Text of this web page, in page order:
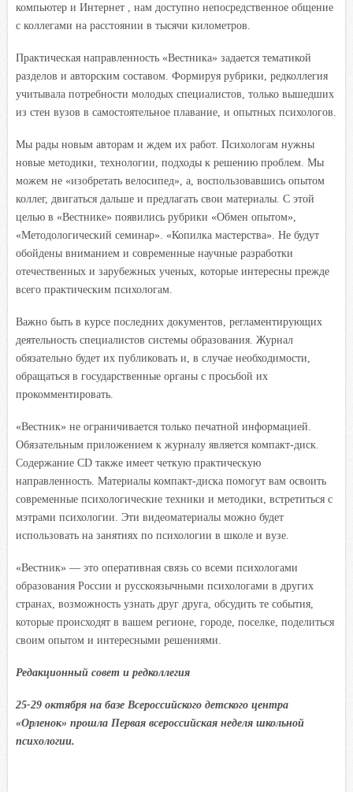
компьютер и Интернет , нам доступно непосредственное общение
с коллегами на расстоянии в тысячи километров.
Практическая направленность «Вестника» задается тематикой
разделов и авторским составом. Формируя рубрики, редколлегия
учитывала потребности молодых специалистов, только вышедших
из стен вузов в самостоятельное плавание, и опытных психологов.
Мы рады новым авторам и ждем их работ. Психологам нужны
новые методики, технологии, подходы к решению проблем. Мы
можем не «изобретать велосипед», а, воспользовавшись опытом
коллег, двигаться дальше и предлагать свои материалы. С этой
целью в «Вестнике» появились рубрики «Обмен опытом»,
«Методологический семинар». «Копилка мастерства». Не будут
обойдены вниманием и современные научные разработки
отечественных и зарубежных ученых, которые интересны прежде
всего практическим психологам.
Важно быть в курсе последних документов, регламентирующих
деятельность специалистов системы образования. Журнал
обязательно будет их публиковать и, в случае необходимости,
обращаться в государственные органы с просьбой их
прокомментировать.
«Вестник» не ограничивается только печатной информацией.
Обязательным приложением к журналу является компакт-диск.
Содержание CD также имеет четкую практическую
направленность. Материалы компакт-диска помогут вам освоить
современные психологические техники и методики, встретиться с
мэтрами психологии. Эти видеоматериалы можно будет
использовать на занятиях по психологии в школе и вузе.
«Вестник» — это оперативная связь со всеми психологами
образования России и русскоязычными психологами в других
странах, возможность узнать друг друга, обсудить те события,
которые происходят в вашем регионе, городе, поселке, поделиться
своим опытом и интересными решениями.
Редакционный совет и редколлегия
25-29 октября на базе Всероссийского детского центра
«Орленок» прошла Первая всероссийская неделя школьной
психологии.